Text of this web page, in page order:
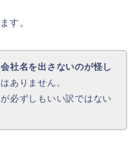
す。
社名を出さないのが怪し
ありません。
必ずしもいい訳ではない